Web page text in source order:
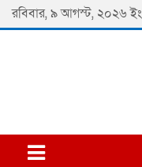
Skip
to
রবিবার, ৯ আগস্ট, ২০২৬ ইং
Online Newspaper